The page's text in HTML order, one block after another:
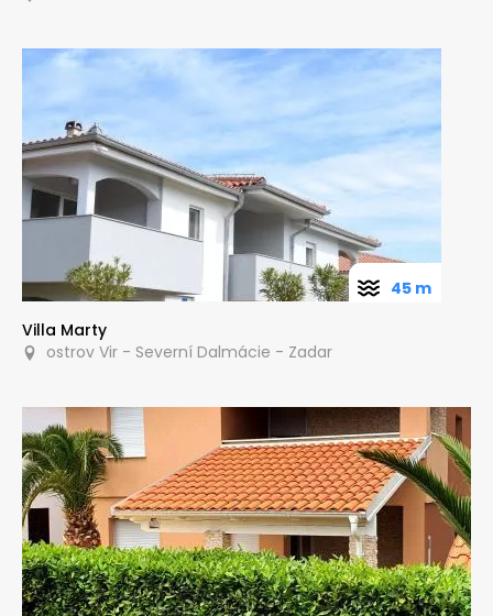
Villa Marty
ostrov Vir - Severní Dalmácie - Zadar
45 m